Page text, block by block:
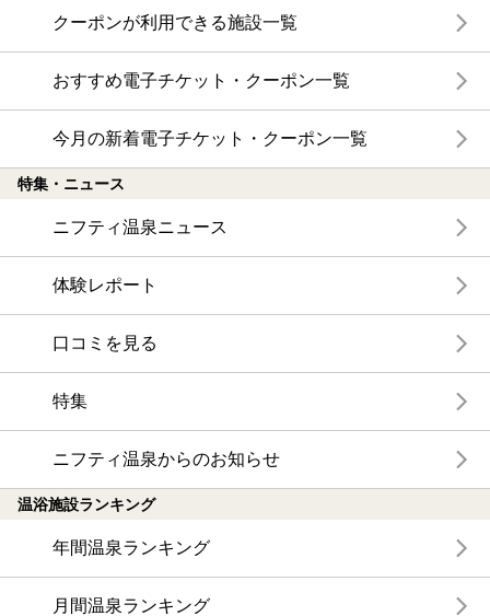
クーポンが利用できる施設一覧
おすすめ電子チケット・クーポン一覧
今月の新着電子チケット・クーポン一覧
特集・ニュース
ニフティ温泉ニュース
体験レポート
口コミを見る
特集
ニフティ温泉からのお知らせ
温浴施設ランキング
年間温泉ランキング
月間温泉ランキング